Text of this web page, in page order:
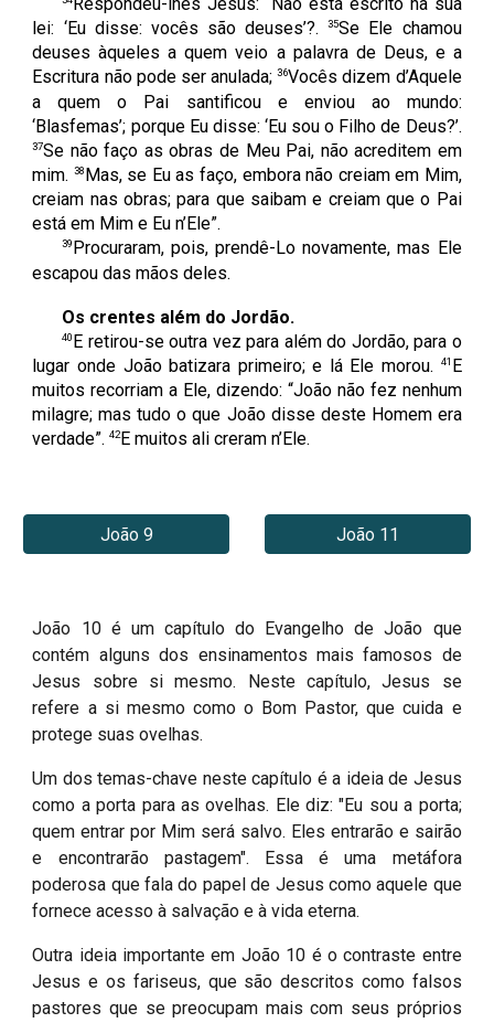
lei: ‘Eu disse: vocês são deuses’?.35Se Ele chamou
deuses àqueles a quem veio a palavra de Deus, e a
Escritura não pode ser anulada;36Vocês dizem d’Aquele
a quem o Pai santificou e enviou ao mundo:
‘Blasfemas’; porque Eu disse: ‘Eu sou o Filho de Deus?’.
37Se não faço as obras de Meu Pai, não acreditem em
mim. 38 Mas, se Eu as faço, embora não creiam em Mim,
creiam nas obras; para que saibam e creiam que o Pai
está em Mim e Eu n’Ele”.
39 Procuraram, pois, prendê-Lo novamente, mas Ele
escapou das mãos deles.
Os crentes além do Jordão.
40E retirou-se outra vez para além do Jordão, para o
lugar onde João batizara primeiro; e lá Ele morou.
41 E
muitos recorriam a Ele, dizendo: “João não fez nenhum
milagre; mas tudo o que João disse deste Homem era
verdade”.42E muitos ali creram n’Ele.
João 9 João 11
João 10 é um capítulo do Evangelho de João que
contém alguns dos ensinamentos mais famosos de
Jesus sobre si mesmo. Neste capítulo, Jesus se
refere a si mesmo como o Bom Pastor, que cuida e
protege suas ovelhas.
Um dos temas-chave neste capítulo é a ideia de Jesus
como a porta para as ovelhas. Ele diz: "Eu sou a porta;
quem entrar por Mim será salvo. Eles entrarão e sairão
e encontrarão pastagem". Essa é uma metáfora
poderosa que fala do papel de Jesus como aquele que
fornece acesso à salvação e à vida eterna.
Outra ideia importante em João 10 é o contraste entre
Jesus e os fariseus, que são descritos como falsos
pastores que se preocupam mais com seus próprios